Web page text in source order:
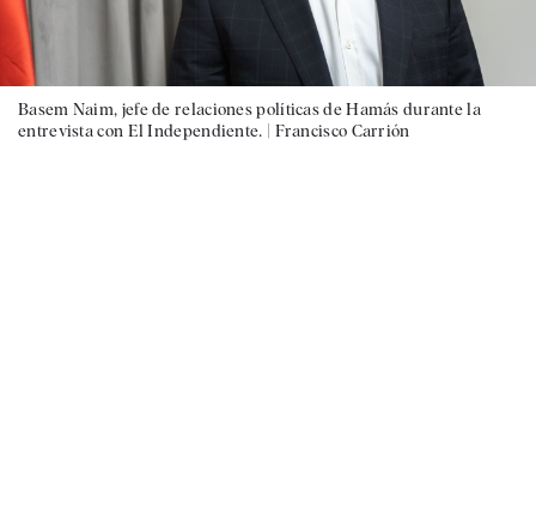
Basem Naim, jefe de relaciones políticas de Hamás durante la
entrevista con El Independiente. | Francisco Carrión